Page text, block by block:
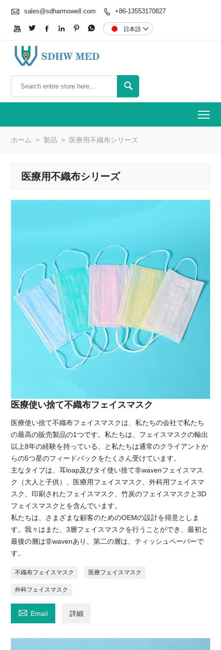
 sales@sdharmowell.com  +86-13553170827
      日本語 

ホーム > 製品 > 医療用不織布シリーズ
医療用不織布シリーズ
医療使い捨て不織布フェイスマスク
医療使い捨て不織布フェイスマスクは、私たちの会社で私たち
の最高の販売製品の1つです。私たちは、フェイスマスクの輸出
以上8年の経験を持っている、と私たちは通常のクライアントか
らの5つ星のフィードバックをたくさん受けています。
主なタイプは、耳loap及びタイ使い捨て非wavenフェイスマス
ク（大人と子供）、医療用フェイスマスク、外科用フェイスマ
スク、印刷されたフェイスマスク、竹炭のフェイスマスクと3D
フェイスマスクとを含んでいます。
私たちは、さまざまな顧客のためのOEMの設計を得意としま
す。我々はまた、3層フェイスマスクを行うことができ、最初と
最後の層は非wavenあり、第二の層は、ティッシュペーパーで
す。
不織布フェイスマスク 医療フェイスマスク
外科フェイスマスク
 Email 詳細